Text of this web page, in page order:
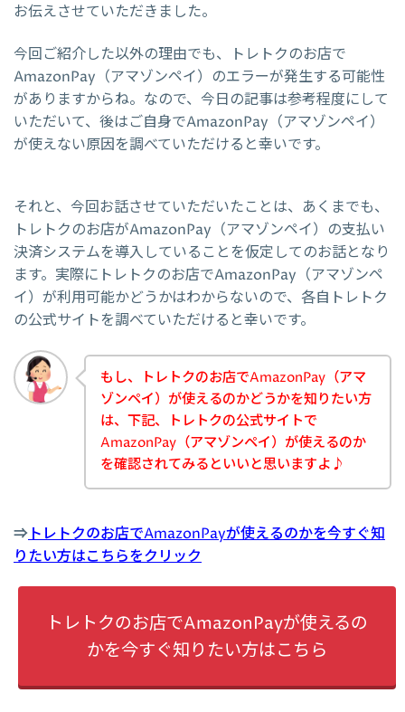
お伝えさせていただきました。
今回ご紹介した以外の理由でも、トレトクのお店で
AmazonPay（アマゾンペイ）のエラーが発生する可能性
がありますからね。なので、今日の記事は参考程度にして
いただいて、後はご自身でAmazonPay（アマゾンペイ）
が使えない原因を調べていただけると幸いです。
それと、今回お話させていただいたことは、あくまでも、
トレトクのお店がAmazonPay（アマゾンペイ）の支払い
決済システムを導入していることを仮定してのお話となり
ます。実際にトレトクのお店でAmazonPay（アマゾンペ
イ）が利用可能かどうかはわからないので、各自トレトク
の公式サイトを調べていただけると幸いです。
もし、トレトクのお店でAmazonPay（アマ
ゾンペイ）が使えるのかどうかを知りたい方
は、下記、トレトクの公式サイトで
AmazonPay（アマゾンペイ）が使えるのか
を確認されてみるといいと思いますよ♪
⇒ トレトクのお店でAmazonPayが使えるのかを今すぐ知
りたい方はこちらをクリック
トレトクのお店でAmazonPayが使えるの
かを今すぐ知りたい方はこちら